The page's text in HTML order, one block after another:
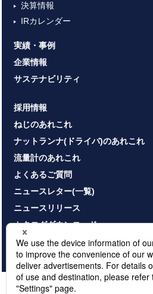
決算情報
IRカレンダー
実績・事例
企業情報
サステナビリティ
採用情報
ねじのあれこれ
ナットランナ(ドライバ)のあれこれ
流量計のあれこれ
よくあるご質問
ニュースレター(一覧)
ニュースリリース
カタログダウンロード
お問い合わせ
HOME プライバシーポリシー